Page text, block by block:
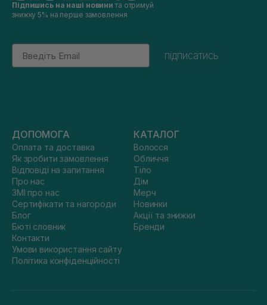
Підпишись на наші новини та отримуй
знижку 5% на перше замовлення
Email
підписатись
ДОПОМОГА
Оплата та доставка
Як зробити замовлення
Відповіді на запитання
Про нас
ЗМІ про нас
Сертифікати та нагороди
Блог
Бюті словник
Контакти
Умови використання сайту
Політика конфіденційності
КАТАЛОГ
Волосся
Обличчя
Тіло
Дім
Мерч
Новинки
Акції та знижки
Бренди